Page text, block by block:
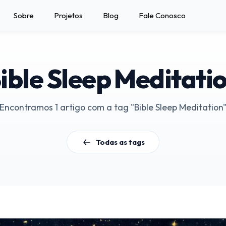
Sobre Projetos Blog Fale Conosco
Sleep
Encontramos 1 artigo com a tag "Bible Sleep Meditation"
Todas as tags